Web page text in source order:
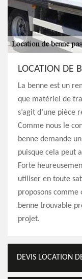
LOCATION DE
La benne est un
que matériel de
s’agit d’une pièce
Comme nous le
benne demande
puisque cela peut
Forte
utiliser en toute
proposons comme
benne trouvable
projet.
DEVIS LOCATION